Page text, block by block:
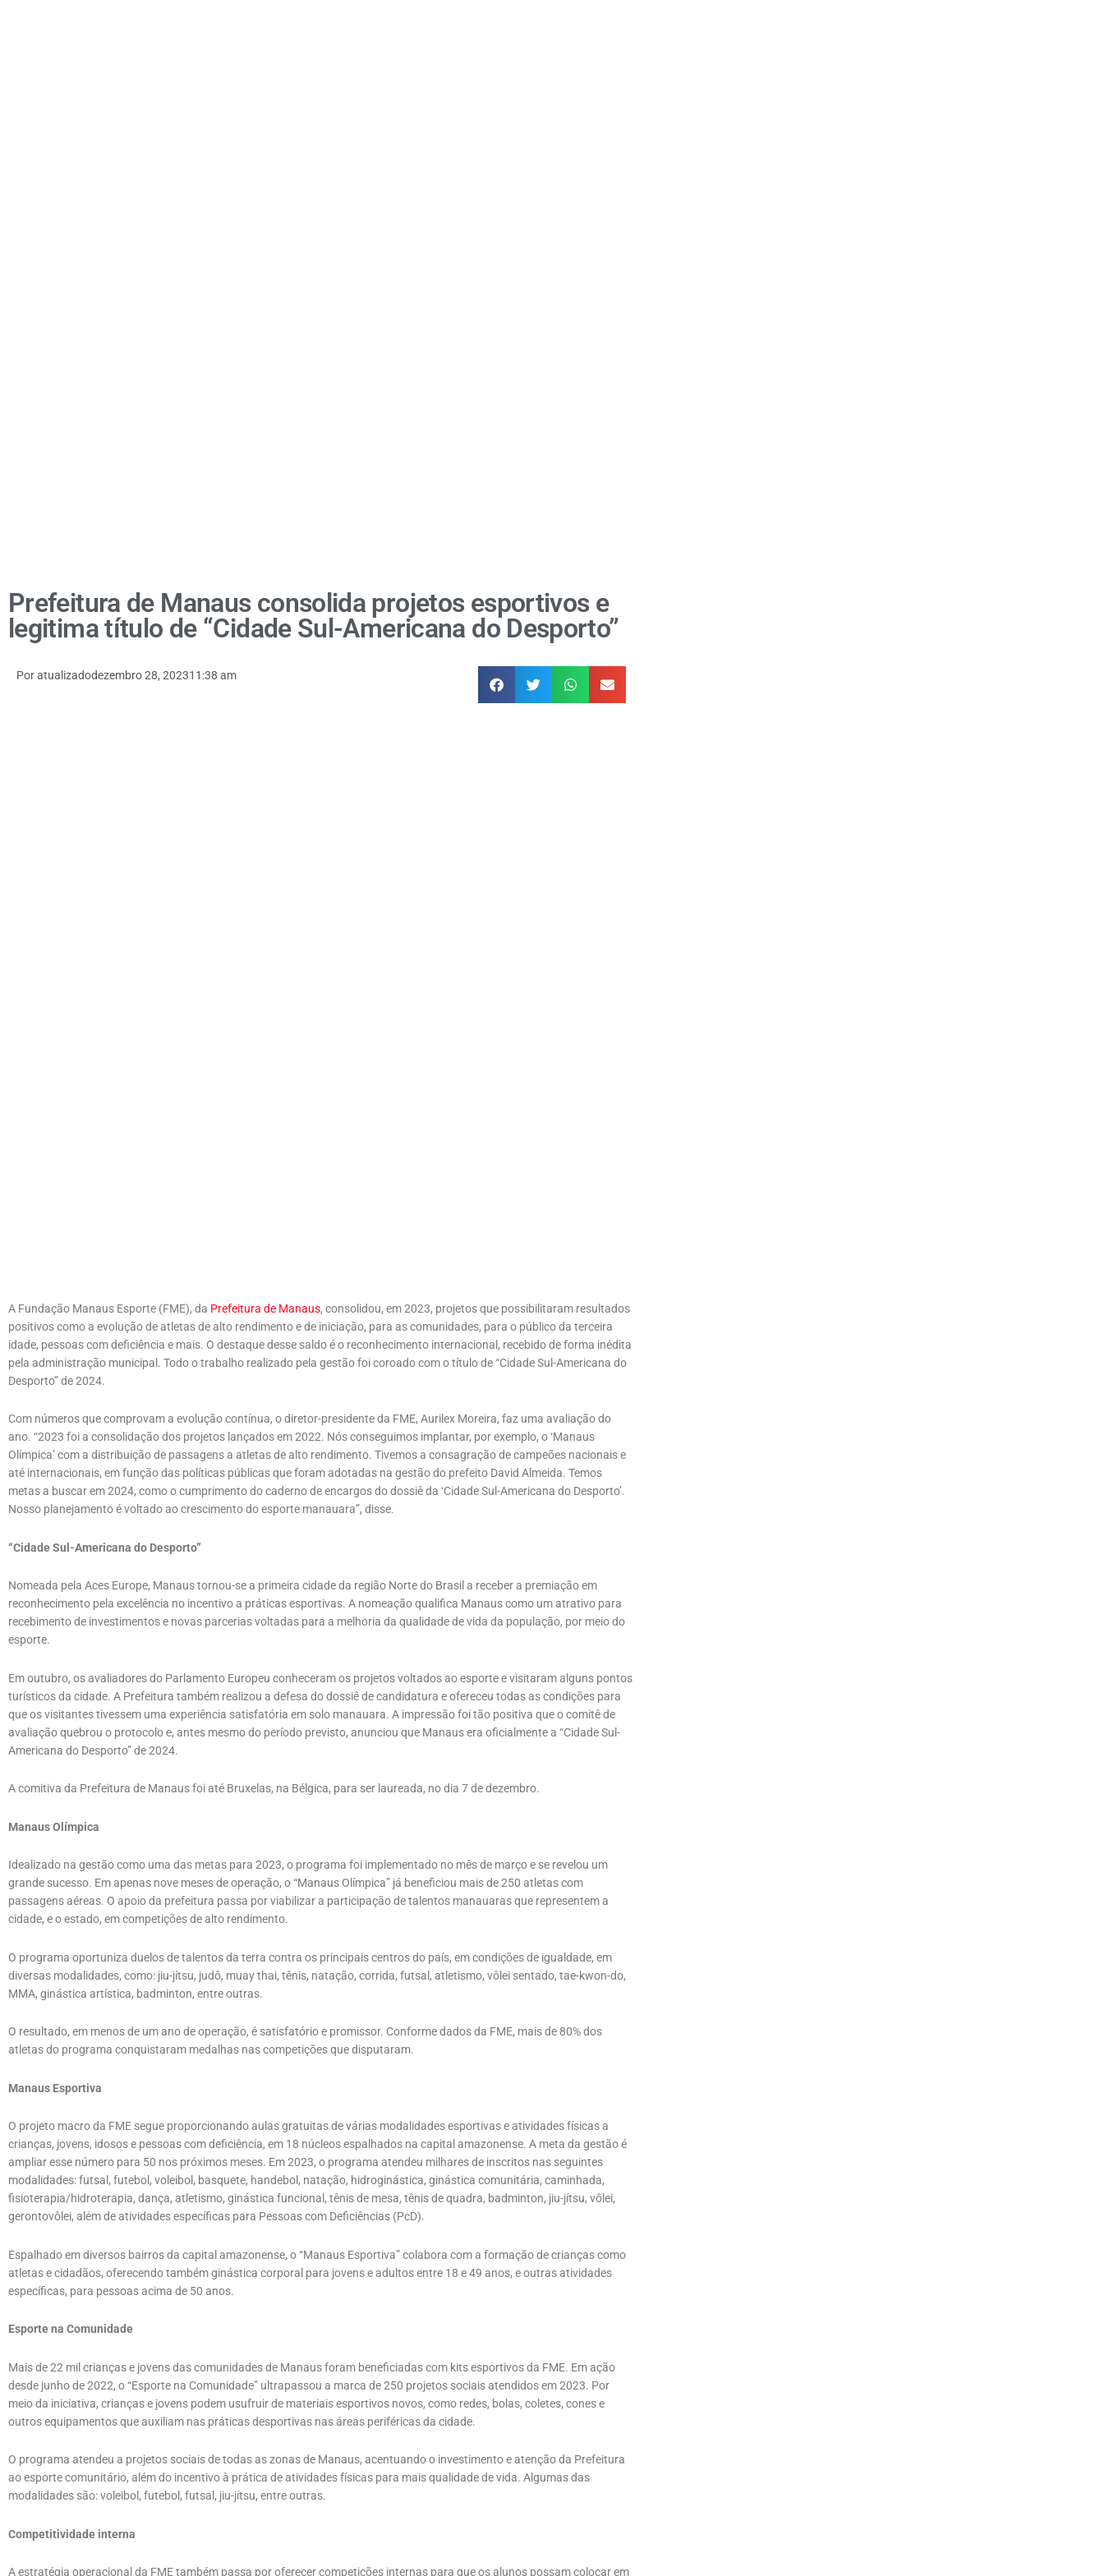
Prefeitura de Manaus consolida projetos esportivos e
legitima título de “Cidade Sul-Americana do Desporto”
Poratualizadodezembro 28, 202311:38 am
A Fundação Manaus Esporte (FME), da Prefeitura de Manaus, consolidou, em 2023, projetos que possibilitaram resultados
positivos como a evolução de atletas de alto rendimento e de iniciação, para as comunidades, para o público da terceira
idade, pessoas com deficiência e mais. O destaque desse saldo é o reconhecimento internacional, recebido de forma inédita
pela administração municipal. Todo o trabalho realizado pela gestão foi coroado com o título de “Cidade Sul-Americana do
Desporto” de 2024.
Com números que comprovam a evolução contínua, o diretor-presidente da FME, Aurilex Moreira, faz uma avaliação do
ano. “2023 foi a consolidação dos projetos lançados em 2022. Nós conseguimos implantar, por exemplo, o ‘Manaus
Olímpica’ com a distribuição de passagens a atletas de alto rendimento. Tivemos a consagração de campeões nacionais e
até internacionais, em função das políticas públicas que foram adotadas na gestão do prefeito David Almeida. Temos
metas a buscar em 2024, como o cumprimento do caderno de encargos do dossiê da ‘Cidade Sul-Americana do Desporto’.
Nosso planejamento é voltado ao crescimento do esporte manauara”, disse.
“Cidade Sul-Americana do Desporto”
Nomeada pela Aces Europe, Manaus tornou-se a primeira cidade da região Norte do Brasil a receber a premiação em
reconhecimento pela excelência no incentivo a práticas esportivas. A nomeação qualifica Manaus como um atrativo para
recebimento de investimentos e novas parcerias voltadas para a melhoria da qualidade de vida da população, por meio do
esporte.
Em outubro, os avaliadores do Parlamento Europeu conheceram os projetos voltados ao esporte e visitaram alguns pontos
turísticos da cidade. A Prefeitura também realizou a defesa do dossiê de candidatura e ofereceu todas as condições para
que os visitantes tivessem uma experiência satisfatória em solo manauara. A impressão foi tão positiva que o comitê de
avaliação quebrou o protocolo e, antes mesmo do período previsto, anunciou que Manaus era oficialmente a “Cidade Sul-
Americana do Desporto” de 2024.
A comitiva da Prefeitura de Manaus foi até Bruxelas, na Bélgica, para ser laureada, no dia 7 de dezembro.
Manaus Olímpica
Idealizado na gestão como uma das metas para 2023, o programa foi implementado no mês de março e se revelou um
grande sucesso. Em apenas nove meses de operação, o “Manaus Olímpica” já beneficiou mais de 250 atletas com
passagens aéreas. O apoio da prefeitura passa por viabilizar a participação de talentos manauaras que representem a
cidade, e o estado, em competições de alto rendimento.
O programa oportuniza duelos de talentos da terra contra os principais centros do país, em condições de igualdade, em
diversas modalidades, como: jiu-jítsu, judô, muay thai, tênis, natação, corrida, futsal, atletismo, vôlei sentado, tae-kwon-do,
MMA, ginástica artística, badminton, entre outras.
O resultado, em menos de um ano de operação, é satisfatório e promissor. Conforme dados da FME, mais de 80% dos
atletas do programa conquistaram medalhas nas competições que disputaram.
Manaus Esportiva
O projeto macro da FME segue proporcionando aulas gratuitas de várias modalidades esportivas e atividades físicas a
crianças, jovens, idosos e pessoas com deficiência, em 18 núcleos espalhados na capital amazonense. A meta da gestão é
ampliar esse número para 50 nos próximos meses. Em 2023, o programa atendeu milhares de inscritos nas seguintes
modalidades: futsal, futebol, voleibol, basquete, handebol, natação, hidroginástica, ginástica comunitária, caminhada,
fisioterapia/hidroterapia, dança, atletismo, ginástica funcional, tênis de mesa, tênis de quadra, badminton, jiu-jítsu, vôlei,
gerontovôlei, além de atividades específicas para Pessoas com Deficiências (PcD).
Espalhado em diversos bairros da capital amazonense, o “Manaus Esportiva” colabora com a formação de crianças como
atletas e cidadãos, oferecendo também ginástica corporal para jovens e adultos entre 18 e 49 anos, e outras atividades
específicas, para pessoas acima de 50 anos.
Esporte na Comunidade
Mais de 22 mil crianças e jovens das comunidades de Manaus foram beneficiadas com kits esportivos da FME. Em ação
desde junho de 2022, o “Esporte na Comunidade” ultrapassou a marca de 250 projetos sociais atendidos em 2023. Por
meio da iniciativa, crianças e jovens podem usufruir de materiais esportivos novos, como redes, bolas, coletes, cones e
outros equipamentos que auxiliam nas práticas desportivas nas áreas periféricas da cidade.
O programa atendeu a projetos sociais de todas as zonas de Manaus, acentuando o investimento e atenção da Prefeitura
ao esporte comunitário, além do incentivo à prática de atividades físicas para mais qualidade de vida. Algumas das
modalidades são: voleibol, futebol, futsal, jiu-jítsu, entre outras.
Competitividade interna
A estratégia operacional da FME também passa por oferecer competições internas para que os alunos possam colocar em